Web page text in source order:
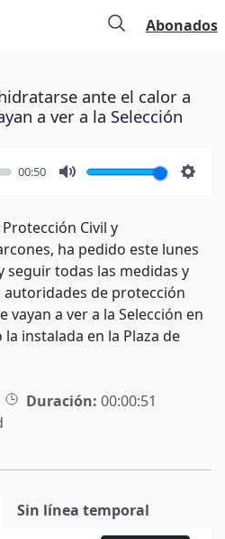
Abonados
ante el calor a
a ver a la Selección
00:50
Civil y
ha pedido este lunes
seguir todas las medidas y
autoridades de protección
vayan a ver a la Selección en
instalada en la Plaza de
Duración: 00:00:51
Sin línea temporal